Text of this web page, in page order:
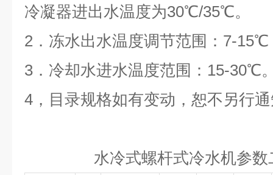
冷凝器进出水温度为30℃/35℃。
2 ．冻水出水温度调节范围： 7-15℃
3 ．冷却水进水温度范围： 15-30℃
4 ， 目录规格如有变动，恕不另行
水冷式螺杆式冷水机参